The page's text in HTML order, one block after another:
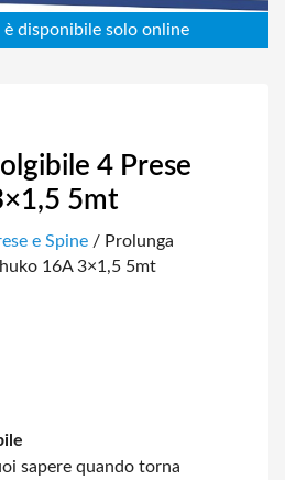
4 Prese
5mt
e Spine / Prolunga
16A 3×1,5 5mt
sapere quando torna